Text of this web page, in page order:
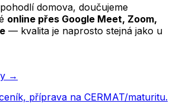
domova, doučujeme
online přes Google Meet, Zoom,
— kvalita je naprosto stejná jako u
→
příprava na CERMAT/maturitu.